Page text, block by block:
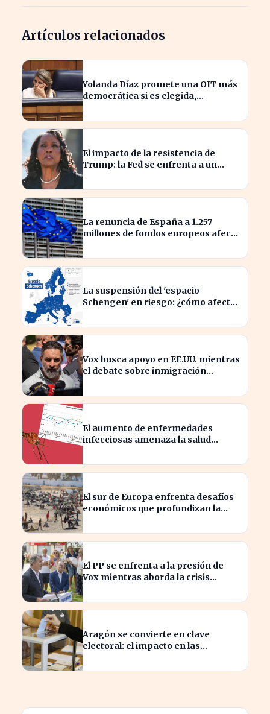
Artículos relacionados
Yolanda Díaz promete una OIT más
democrática si es elegida,
El impacto de la resistencia de
Trump: la Fed se enfrenta a un
La renuncia de España a 1.257
millones de fondos europeos afecta
La suspensión del 'espacio
Schengen' en riesgo: ¿cómo afecta
Vox busca apoyo en EE.UU. mientras
el debate sobre inmigración
El aumento de enfermedades
infecciosas amenaza la salud
El sur de Europa enfrenta desafíos
económicos que profundizan la
El PP se enfrenta a la presión de
Vox mientras aborda la crisis
Aragón se convierte en clave
electoral: el impacto en las